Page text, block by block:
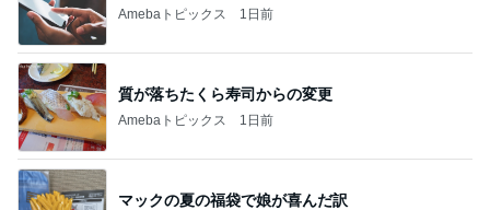
Amebaトピックス 1日前
質が落ちたくら寿司からの変更
Amebaトピックス 1日前
マックの夏の福袋で娘が喜んだ訳